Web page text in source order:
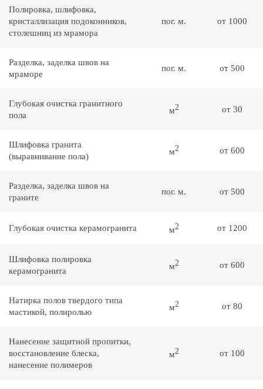
Полировка, шлифовка,
кристаллизация подоконников,
столешниц из мрамора
пог. м. от 1000
Разделка, заделка швов на
мраморе
пог. м. от 500
Глубокая очистка гранитного
пола
м2 от 30
Шлифовка гранита
(выравнивание пола)
м2 от 600
Разделка, заделка швов на
граните
пог. м. от 500
Глубокая очистка керамогранита м2 от 1200
Шлифовка полировка
керамогранита
м2 от 600
Натирка полов твердого типа
мастикой, полиролью
м2 от 80
Нанесение защитной пропитки,
восстановление блеска,
нанесение полимеров
м2 от 100